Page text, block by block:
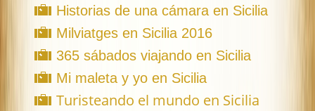
Historias de una cámara en Sicilia
Milviatges en Sicilia 2016
365 sábados viajando en Sicilia
Mi maleta y yo en Sicilia
Turisteando el mundo en Sicilia